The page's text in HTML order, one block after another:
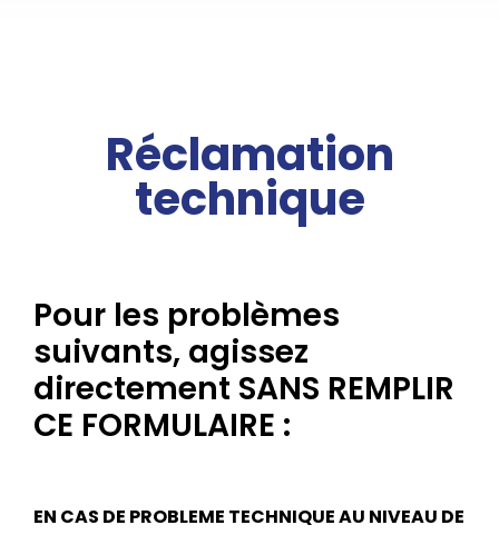
Réclamation
technique
Pour les problèmes
suivants, agissez
directement SANS REMPLIR
CE FORMULAIRE :
EN CAS DE PROBLEME TECHNIQUE AU NIVEAU DE